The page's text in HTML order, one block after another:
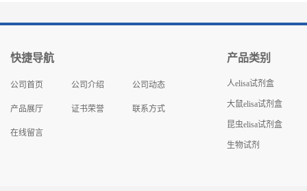
快捷导航
公司首页 公司介绍 公司动态
产品展厅 证书荣誉 联系方式
在线留言
产品类别
人elisa试剂盒
大鼠elisa试剂盒
昆虫elisa试剂盒
生物试剂